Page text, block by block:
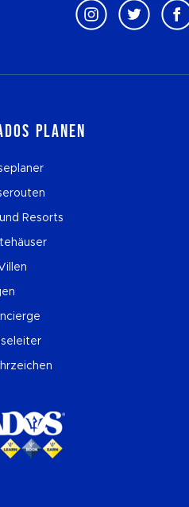
planen
Resorts